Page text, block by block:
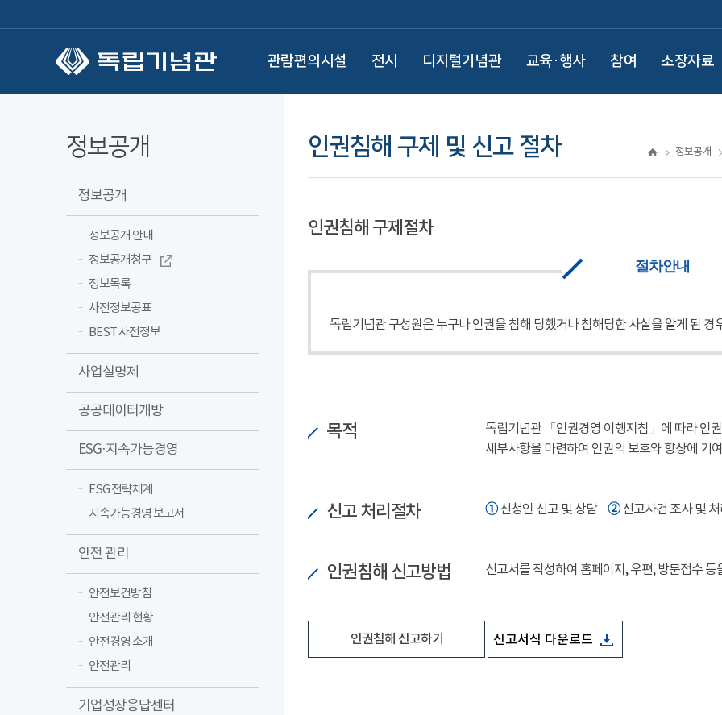
관람편의시설 전시 디지털기념관 교육·행사 참여 소장자료
정보공개
정보공개
정보공개 안내
정보공개청구
정보목록
사전정보공표
BEST 사전정보
사업실명제
공공데이터개방
ESG·지속가능경영
ESG 전략체계
지속가능경영 보고서
안전 관리
안전보건방침
안전관리 현황
안전경영 소개
안전관리
기업성장응답센터
인권침해 구제 및 신고 절차 정보공개
인권침해 구제절차
절차안내
독립기념관 구성원은 누구나 인권을 침해 당했거나 침해당한 사실을 알게 된
목적
독립기념관 「인권경영 이행지침」에 따라 인
세부사항을 마련하여 인권의 보호와 향상에 기여
신고 처리절차 ➀신청인 신고 및 상담 ➁신고사건 조사 및 처
인권침해 신고방법 신고서를 작성하여 홈페이지, 우편, 방문접수 등
인권침해 신고하기 신고서식 다운로드